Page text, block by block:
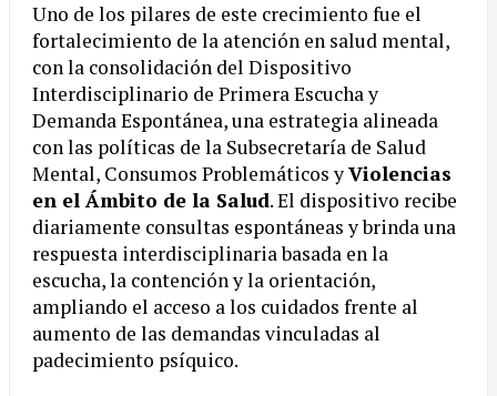
Uno de los pilares de este crecimiento fue el
fortalecimiento de la atención en salud mental,
con la consolidación del Dispositivo
Interdisciplinario de Primera Escucha y
Demanda Espontánea, una estrategia alineada
con las políticas de la Subsecretaría de Salud
Mental, Consumos Problemáticos yViolencias
en el Ámbito de la Salud. El dispositivo recibe
diariamente consultas espontáneas y brinda una
respuesta interdisciplinaria basada en la
escucha, la contención y la orientación,
ampliando el acceso a los cuidados frente al
aumento de las demandas vinculadas al
padecimiento psíquico.